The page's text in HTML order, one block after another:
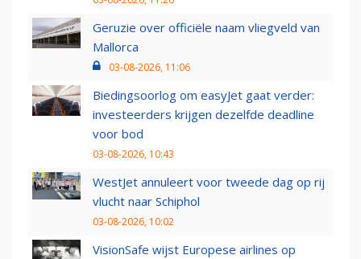
Geruzie over officiële naam vliegveld van
Mallorca
03-08-2026, 11:06
Biedingsoorlog om easyJet gaat verder:
investeerders krijgen dezelfde deadline
voor bod
03-08-2026, 10:43
WestJet annuleert voor tweede dag op rij
vlucht naar Schiphol
03-08-2026, 10:02
VisionSafe wijst Europese airlines op